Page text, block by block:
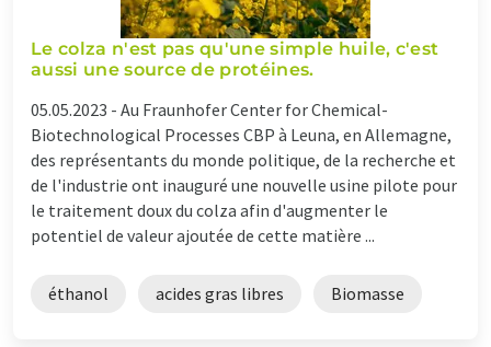
Le colza n'est pas qu'une simple huile, c'est
aussi une source de protéines.
05.05.2023 - Au Fraunhofer Center for Chemical-
Biotechnological Processes CBP à Leuna, en Allemagne,
des représentants du monde politique, de la recherche et
de l'industrie ont inauguré une nouvelle usine pilote pour
le traitement doux du colza afin d'augmenter le
potentiel de valeur ajoutée de cette matière ...
éthanol acides gras libres Biomasse